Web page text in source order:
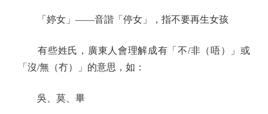
「婷女」——音諧「停女」，指不要再生女孩
有些姓氏，廣東人會理解成有「不/非（唔）」或
「沒/無（冇）」的意思，如：
吳、莫、畢